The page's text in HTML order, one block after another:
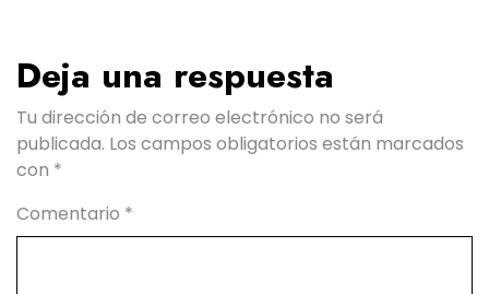
Deja una respuesta
Tu dirección de correo electrónico no será
publicada. Los campos obligatorios están marcados
con *
Comentario *